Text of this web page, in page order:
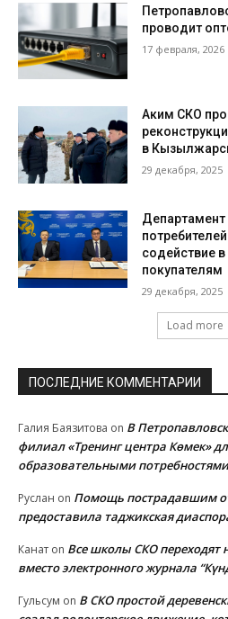
проводит
17 февраля, 2026
Аким СКО
в
29 декабря, 2025
Департамент
содействие в
покупателям
29 декабря, 2025
Load more
ПОСЛЕДНИЕ КОММЕНТАРИИ
Галия Баязитова on В
филиал «Тренинг центра Көмек»
образовательными потребностями
Руслан on Помощь пострадавшим
предоставила таджикская
Канат on Все школы СКО переходят
вместо электронного журнала
Гульсум on В СКО простой